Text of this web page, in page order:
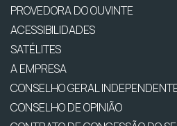
PROVEDORA DO OUVINTE
ACESSIBILIDADES
SATÉLITES
A EMPRESA
CONSELHO GERAL
CONSELHO DE OPINIÃO